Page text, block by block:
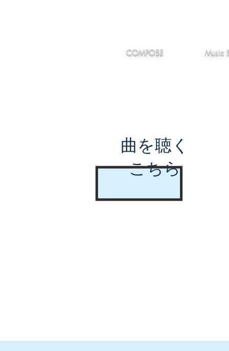
COMPOSE Music
曲を聴く
こちら